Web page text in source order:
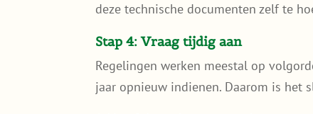
deze technische documenten zelf te
Stap 4: Vraag tijdig aan
Regelingen werken meestal op
jaar opnieuw indienen. Daarom is het